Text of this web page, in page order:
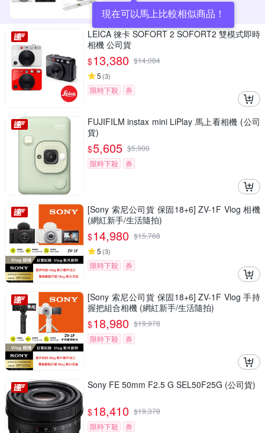
現在可以馬上比較相似商品！
LEICA 徠卡 SOFORT 2 SOFORT2 雙模式即時
相機 公司貨
$13,380 $14,084
5 (3)
限時下殺 券
FUJIFILM instax mini LiPlay 馬上看相機 (公司
貨)
$5,605 $5,900
限時下殺
券
[Sony 索尼公司貨 保固18+6] ZV-1F Vlog 相機
(網紅新手/生活隨拍)
$14,980 $15,768
5 (3)
限時下殺 券
[Sony 索尼公司貨 保固18+6] ZV-1F Vlog 手持
握把組合相機 (網紅新手/生活隨拍)
$18,980 $19,978
限時下殺
券
Sony FE 50mm F2.5 G SEL50F25G (公司貨)
$18,410 $19,378
限時下殺
券